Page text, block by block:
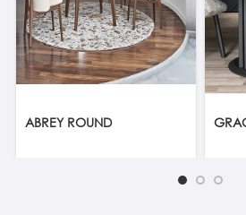
ABREY ROUND